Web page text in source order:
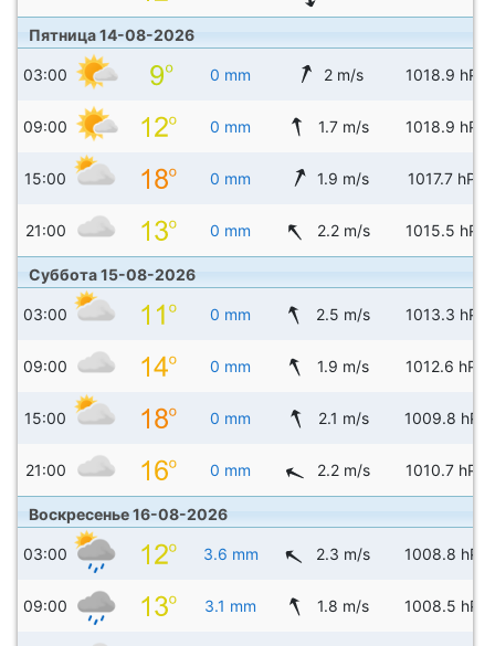
Пятница 14-08-2026
03:00 0 mm 2 m/s 1018.9 hPa
09:00 0 mm 1.7 m/s 1018.9 hPa
15:00 0 mm 1.9 m/s 1017.7 hPa
21:00 0 mm 2.2 m/s 1015.5 hPa
Суббота 15-08-2026
03:00 0 mm 2.5 m/s 1013.3 hPa
09:00 0 mm 1.9 m/s 1012.6 hPa
15:00 0 mm 2.1 m/s 1009.8 hPa
21:00 0 mm 2.2 m/s 1010.7 hPa
Воскресенье 16-08-2026
03:00 3.6 mm 2.3 m/s 1008.8 hPa
09:00 3.1 mm 1.8 m/s 1008.5 hPa